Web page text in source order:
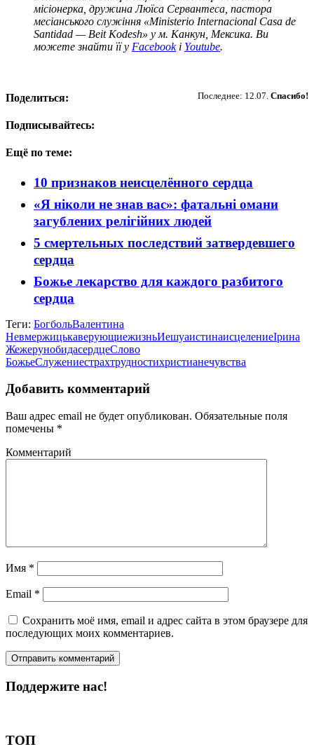
місіонерка, дружина Люїса Сервантеса, пастора
месіанського служіння «Ministerio Internacional Casa de
Santidad — Beit Kodesh» у м. Канкун, Мексика. Ви
можете знайти її у Facebookі Youtube.
Последнее: 12.07. Спасибо!
Поделиться:
Подписывайтесь:
Ещё по теме:
10 признаков неисцелённого сердца
«Я ніколи не знав вас»: фатальні омани
загублених релігійних людей
5 смертельных последствий затвердевшего
сердца
Божье лекарство для каждого разбитого
сердца
Теги: БогбольВалентина
НевмержицькаверующиежизньИешуаистинаисцелениеІрина
ЖежерунобидасердцеСлово
БожьеСлужениестрахтрудностихристианечувства
Добавить комментарий
Ваш адрес email не будет опубликован. Обязательные поля
помечены *
Комментарий
Имя *
Email *
Сохранить моё имя, email и адрес сайта в этом браузере для
последующих моих комментариев.
Поддержите нас!
ТОП